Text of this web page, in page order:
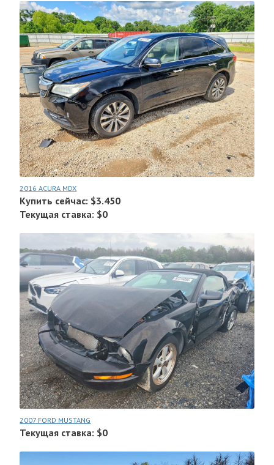
2016 ACURA MDX
Купить сейчас: $3.450
Текущая ставка: $0
2007 FORD MUSTANG
Текущая ставка: $0